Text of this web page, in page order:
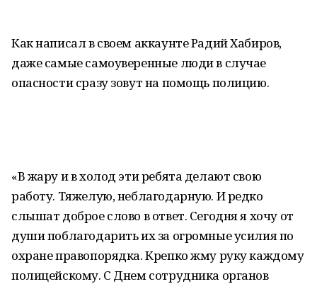
Как написал в своем аккаунте Радий Хабиров,
даже самые самоуверенные люди в случае
опасности сразу зовут на помощь полицию.
«В жару и в холод эти ребята делают свою
работу. Тяжелую, неблагодарную. И редко
слышат доброе слово в ответ. Сегодня я хочу от
души поблагодарить их за огромные усилия по
охране правопорядка. Крепко жму руку каждому
полицейскому. С Днем сотрудника органов